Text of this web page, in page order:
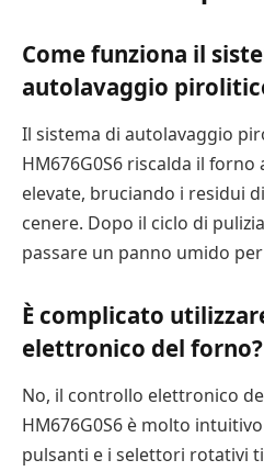
Come funziona il
autolavaggio
Il sistema di autolavaggio
HM676G0S6 riscalda il
elevate, bruciando i residui
cenere. Dopo il ciclo di
passare un panno umido
È complicato
elettronico del forno?
No, il controllo elettronico
HM676G0S6 è molto
pulsanti e i selettori rotativi